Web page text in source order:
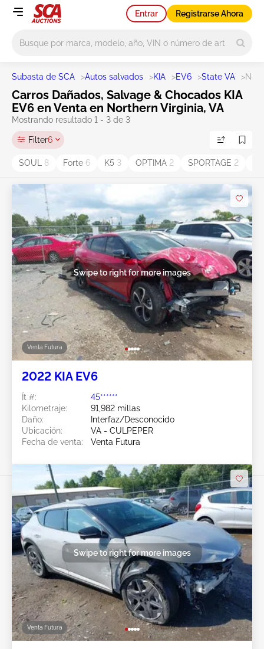
Entrar Registrarse Ahora
Subasta de SCA >Autos salvados >KIA >EV6 >State VA >
Carros Dañados, Salvage & Chocados KIA
EV6 en Venta en Northern Virginia, VA
Mostrando resultado 1 - 3 de 3
Filter6
SOUL 8 Forte 6 K5 3 OPTIMA 2 SPORTAGE 2
Venta Futura
Swipe to right for more images
2022 KIA EV6
Ít #:
45******
Kilometraje:
91,982 millas
Daño:
Interfaz/Desconocido
Ubicación:
VA - CULPEPER
Fecha de venta:
Venta Futura
Venta Futura
Swipe to right for more images